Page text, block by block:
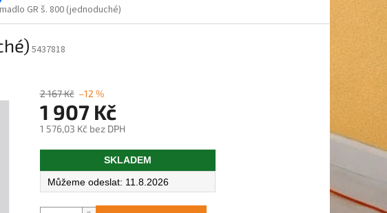
madlo GR š. 800 (jednoduché)
5437818
2 167 Kč –12 %
1 907 Kč
1 576,03 Kč bez DPH
Měrná
SKLADEM
11.8.2026